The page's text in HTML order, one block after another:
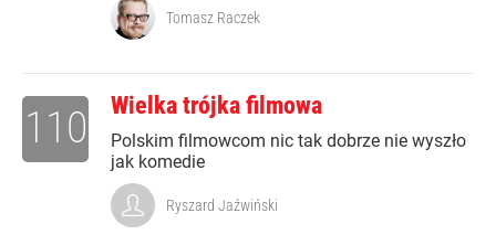
Tomasz Raczek
Wielka trójka filmowa
Polskim filmowcom nic tak dobrze nie wyszło
jak komedie
110
Ryszard Jaźwiński